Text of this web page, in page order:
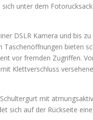
unter dem
DSLR Kamera und bis
bieten
vor fremden Zugriffen.
Klettverschluss
mit
sich auf der Rückseite